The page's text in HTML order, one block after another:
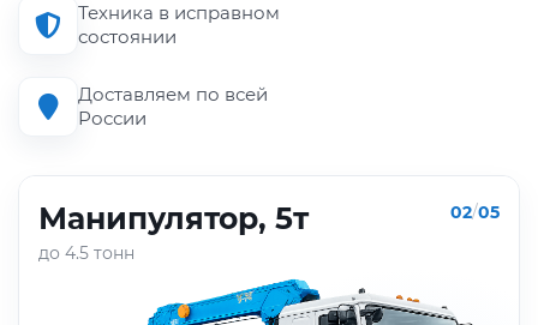
Техника в исправном
состоянии
Доставляем по всей
России
Манипулятор, 5т
до 4.5 тонн
02/05